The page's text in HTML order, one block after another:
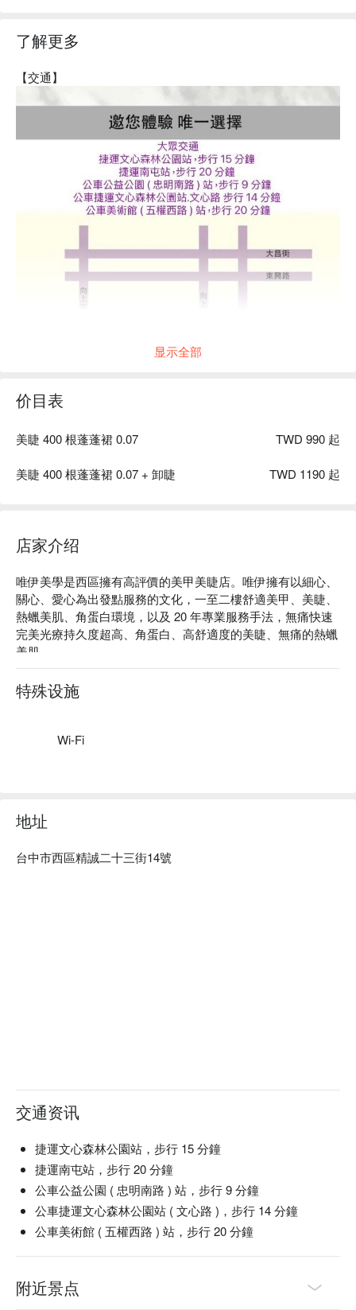
了解更多
【交通】
显示全部
价目表
美睫 400 根蓬蓬裙 0.07 TWD 990 起
美睫 400 根蓬蓬裙 0.07 + 卸睫 TWD 1190 起
店家介绍
唯伊美學是西區擁有高評價的美甲美睫店。唯伊擁有以細心、
關心、愛心為出發點服務的文化，一至二樓舒適美甲、美睫、
熱蠟美肌、角蛋白環境，以及 20 年專業服務手法，無痛快速
完美光療持久度超高、角蛋白、高舒適度的美睫、無痛的熱蠟
美肌。
唯伊美學評價：Google 4.9 星好評、FunNow 5 星好評。
唯伊美學預約、唯伊美學價格立刻查看⬇︎
特殊设施
Wi-Fi
地址
台中市西區精誠二十三街14號
交通资讯
捷運文心森林公園站，步行 15 分鐘
捷運南屯站，步行 20 分鐘
公車公益公園 ( 忠明南路 ) 站，步行 9 分鐘
公車捷運文心森林公園站 ( 文心路 )，步行 14 分鐘
公車美術館 ( 五權西路 ) 站，步行 20 分鐘
附近景点